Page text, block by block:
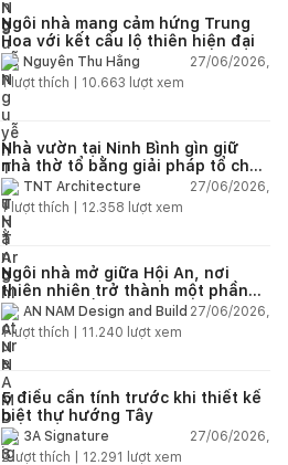
Ngôi nhà mang cảm hứng Trung
Hoa với kết cấu lộ thiên hiện đại
Nguyễn Thu Hằng
27/06/2026,
1lượt thích | 10.663 lượt xem
Nhà vườn tại Ninh Bình gìn giữ
nhà thờ tổ bằng giải pháp tổ chức
lại không gian
TNT Architecture
27/06/2026,
1lượt thích | 12.358 lượt xem
Ngôi nhà mở giữa Hội An, nơi
thiên nhiên trở thành một phần
của cuộc sống
AN NAM Design and Build 27/06/2026,
1lượt thích | 11.240 lượt xem
5 điều cần tính trước khi thiết kế
biệt thự hướng Tây
3A Signature
27/06/2026,
2lượt thích | 12.291 lượt xem